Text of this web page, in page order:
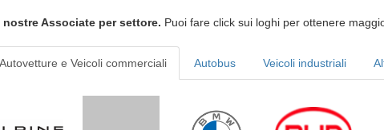
nostre Associate per settore. Puoi fare click sui loghi per ottenere
Autovetture e Veicoli commerciali Autobus Veicoli industriali